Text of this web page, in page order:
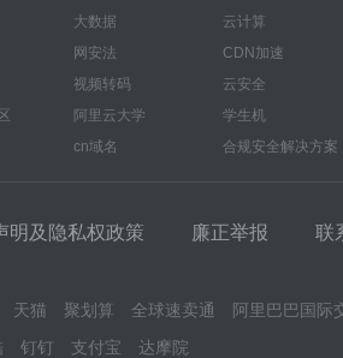
大数据
云计算
网安法
CDN加速
视频转码
云安全
阿里云大学
学生机
cn域名 合规安全解决方案
明及隐私权政策 廉正举报 联
天猫 聚划算 全球速卖通
阿里巴巴国际
钉钉 支付宝
达摩院